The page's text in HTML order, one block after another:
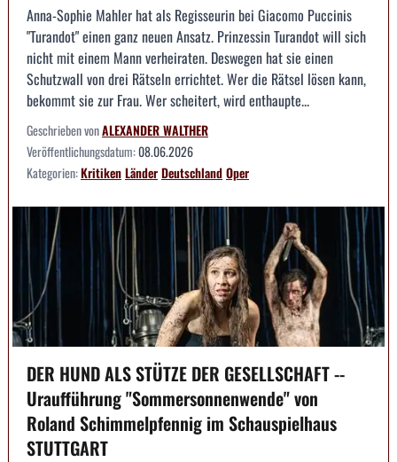
Anna-Sophie Mahler hat als Regisseurin bei Giacomo Puccinis
"Turandot" einen ganz neuen Ansatz. Prinzessin Turandot will sich
nicht mit einem Mann verheiraten. Deswegen hat sie einen
Schutzwall von drei Rätseln errichtet. Wer die Rätsel lösen kann,
bekommt sie zur Frau. Wer scheitert, wird enthaupte...
Geschrieben vonALEXANDER WALTHER
Veröffentlichungsdatum:08.06.2026
Kategorien:KritikenLänderDeutschlandOper
DER HUND ALS STÜTZE DER GESELLSCHAFT --
Uraufführung "Sommersonnenwende" von
Roland Schimmelpfennig im Schauspielhaus
STUTTGART